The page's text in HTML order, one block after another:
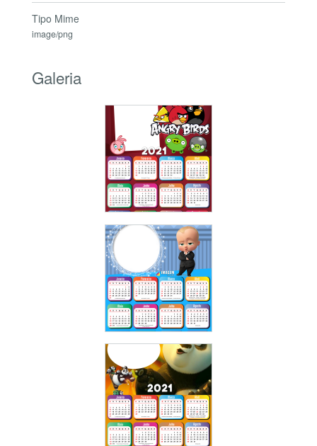
Tipo Mime
image/png
Galeria